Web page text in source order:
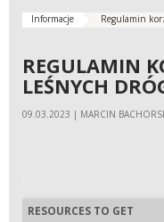
Informacje Regulamin
REGULAMIN
LEŚNYCH
09.03.2023 | MARCIN
RESOURCES TO GET